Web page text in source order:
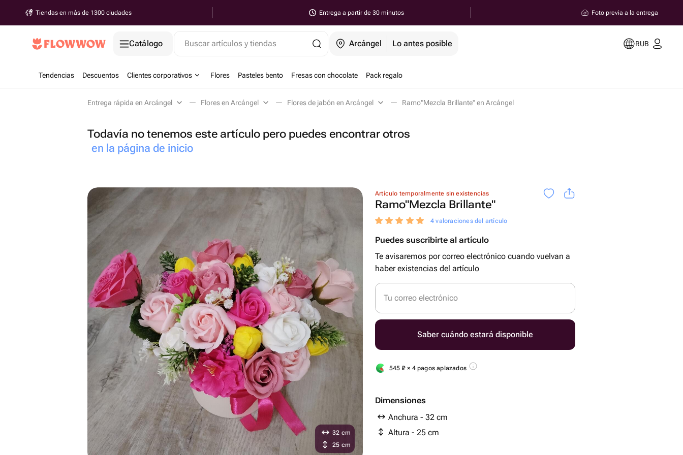
Tiendas en más de 1300 ciudades Entrega a partir de 30 minutos Foto previa a la entrega
Catálogo Buscar artículos y tiendas Arcángel Lo antes posible RUB
Tendencias Descuentos Clientes corporativos Flores Pasteles bento Fresas con chocolate Pack regalo
Entrega rápida en Arcángel Flores en Arcángel Flores de jabón en Arcángel Ramo"Mezcla Brillante" en Arcángel
Todavía no tenemos este artículo pero puedes encontrar otros
en la página de inicio
Artículo temporalmente sin existencias
Ramo"Mezcla Brillante"
4 valoraciones del artículo
Puedes suscribirte al artículo
Te avisaremos por correo electrónico cuando vuelvan a
haber existencias del artículo
Tu correo electrónico
Saber cuándo estará disponible
545 ₽ × 4 pagos aplazados
Dimensiones
Anchura - 32 cm
Altura - 25 cm
32 cm
25 cm